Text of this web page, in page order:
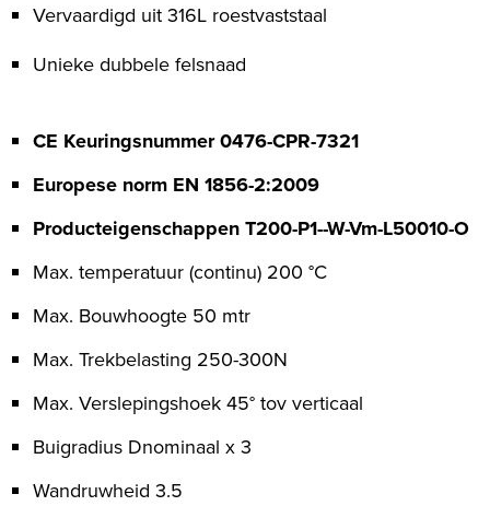
Vervaardigd uit 316L roestvaststaal
Unieke dubbele felsnaad
CE Keuringsnummer 0476-CPR-7321
Europese norm EN 1856-2:2009
Producteigenschappen T200-P1--W-Vm-L50010-O
Max. temperatuur (continu) 200 °C
Max. Bouwhoogte 50 mtr
Max. Trekbelasting 250-300N
Max. Verslepingshoek 45° tov verticaal
Buigradius Dnominaal x 3
Wandruwheid 3.5